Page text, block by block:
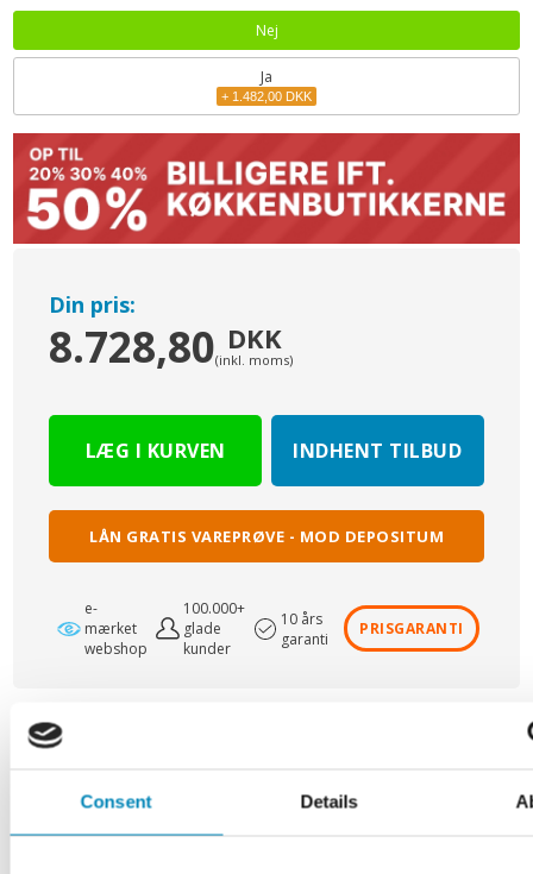
Consent Details
Nej
Ja
+ 1.482,00 DKK
Din pris:
8.728,80 DKK
(inkl. moms)
INDHENT TILBUD
LÅN GRATIS VAREPRØVE - MOD DEPOSITUM
e-
mærket
webshop
100.000+
glade
kunder
10 års
garanti
PRISGARANTI